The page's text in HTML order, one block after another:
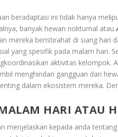
beradaptasi ini tidak hanya
banyak hewan nokturnal atau
mereka beristirahat di siang hari
yang spesifik pada malam hari.
aktivitas
menghindari gangguan dari
dalam ekosistem mereka.
HARI ATAU
menjelaskan kepada anda